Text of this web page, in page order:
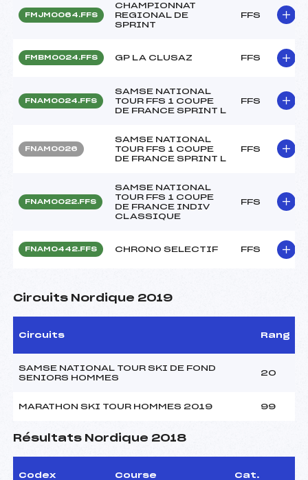
FMJM0064.FFS
CHAMPIONNAT
REGIONAL DE
SPRINT
FFS
FMBM0024.FFS GP LA CLUSAZ FFS
FNAM0024.FFS
SAMSE NATIONAL
TOUR FFS 1 COUPE
DE FRANCE SPRINT L
FFS
FNAM0026
SAMSE NATIONAL
TOUR FFS 1 COUPE
DE FRANCE SPRINT L
FFS
FNAM0022.FFS
SAMSE NATIONAL
TOUR FFS 1 COUPE
DE FRANCE INDIV
CLASSIQUE
FFS
FNAM0442.FFS CHRONO SELECTIF FFS
Circuits Nordique 2019
Circuits Rang
SAMSE NATIONAL TOUR SKI DE FOND
SENIORS HOMMES
20
MARATHON SKI TOUR HOMMES 2019 99
Résultats Nordique 2018
Codex Course Cat.